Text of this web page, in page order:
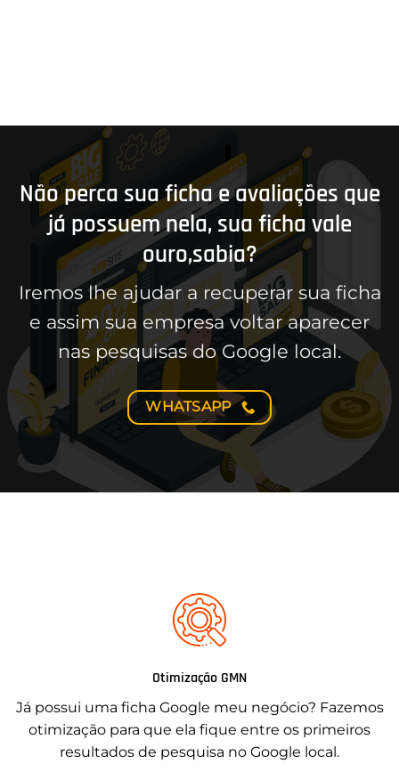
Não perca sua ficha e avaliações que
já possuem nela, sua ficha vale
ouro,sabia?
Iremos lhe ajudar a recuperar sua ficha
e assim sua empresa voltar aparecer
nas pesquisas do Google local.
WHATSAPP
Otimização GMN
Já possui uma ficha Google meu negócio? Fazemos
otimização para que ela fique entre os primeiros
resultados de pesquisa no Google local.